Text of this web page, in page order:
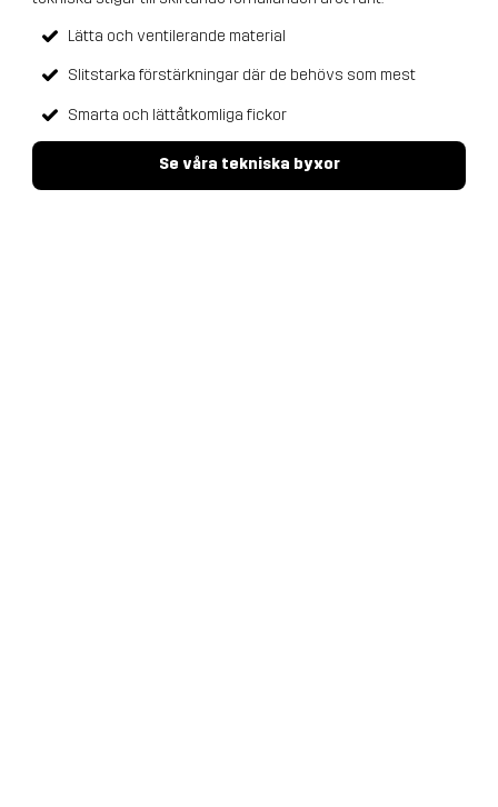
Lätta och ventilerande material
Slitstarka förstärkningar där de behövs som mest
Smarta och lättåtkomliga fickor
Se våra tekniska byxor